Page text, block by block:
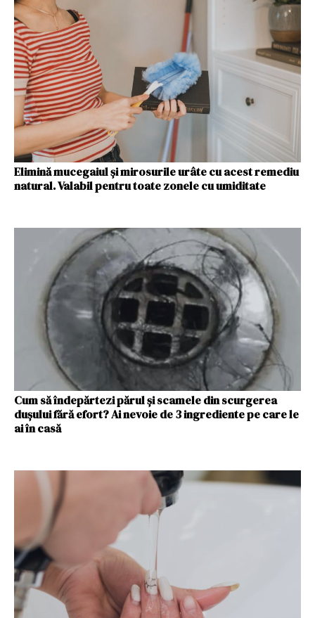
Elimină mucegaiul și mirosurile urâte cu acest remediu
natural. Valabil pentru toate zonele cu umiditate
Cum să îndepărtezi părul și scamele din scurgerea
dușului fără efort? Ai nevoie de 3 ingrediente pe care le
ai în casă